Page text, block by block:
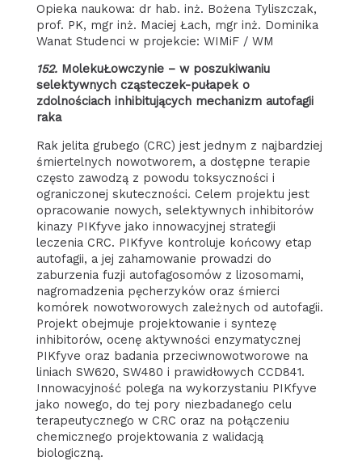
Opieka naukowa: dr hab. inż. Bożena Tyliszczak,
prof. PK, mgr inż. Maciej Łach, mgr inż. Dominika
Wanat Studenci w projekcie: WIMiF / WM
152. MolekuŁowczynie – w poszukiwaniu
selektywnych cząsteczek-pułapek o
zdolnościach inhibitujących mechanizm autofagii
raka
Rak jelita grubego (CRC) jest jednym z najbardziej
śmiertelnych nowotworem, a dostępne terapie
często zawodzą z powodu toksyczności i
ograniczonej skuteczności. Celem projektu jest
opracowanie nowych, selektywnych inhibitorów
kinazy PIKfyve jako innowacyjnej strategii
leczenia CRC. PIKfyve kontroluje końcowy etap
autofagii, a jej zahamowanie prowadzi do
zaburzenia fuzji autofagosomów z lizosomami,
nagromadzenia pęcherzyków oraz śmierci
komórek nowotworowych zależnych od autofagii.
Projekt obejmuje projektowanie i syntezę
inhibitorów, ocenę aktywności enzymatycznej
PIKfyve oraz badania przeciwnowotworowe na
liniach SW620, SW480 i prawidłowych CCD841.
Innowacyjność polega na wykorzystaniu PIKfyve
jako nowego, do tej pory niezbadanego celu
terapeutycznego w CRC oraz na połączeniu
chemicznego projektowania z walidacją
biologiczną.